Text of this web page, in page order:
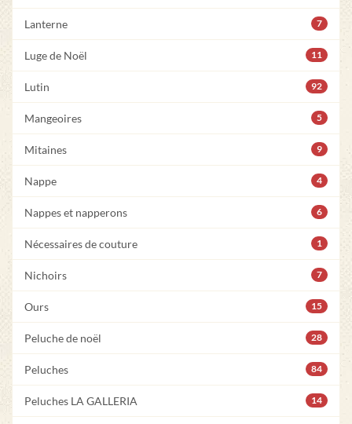
Lanterne 7
Luge de Noël 11
Lutin 92
Mangeoires 5
Mitaines 9
Nappe 4
Nappes et napperons 6
Nécessaires de couture 1
Nichoirs 7
Ours 15
Peluche de noël 28
Peluches 84
Peluches LA GALLERIA 14